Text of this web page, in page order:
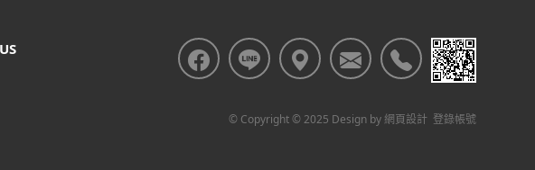
© Copyright © 2025 Design by 網頁設計 登錄帳號